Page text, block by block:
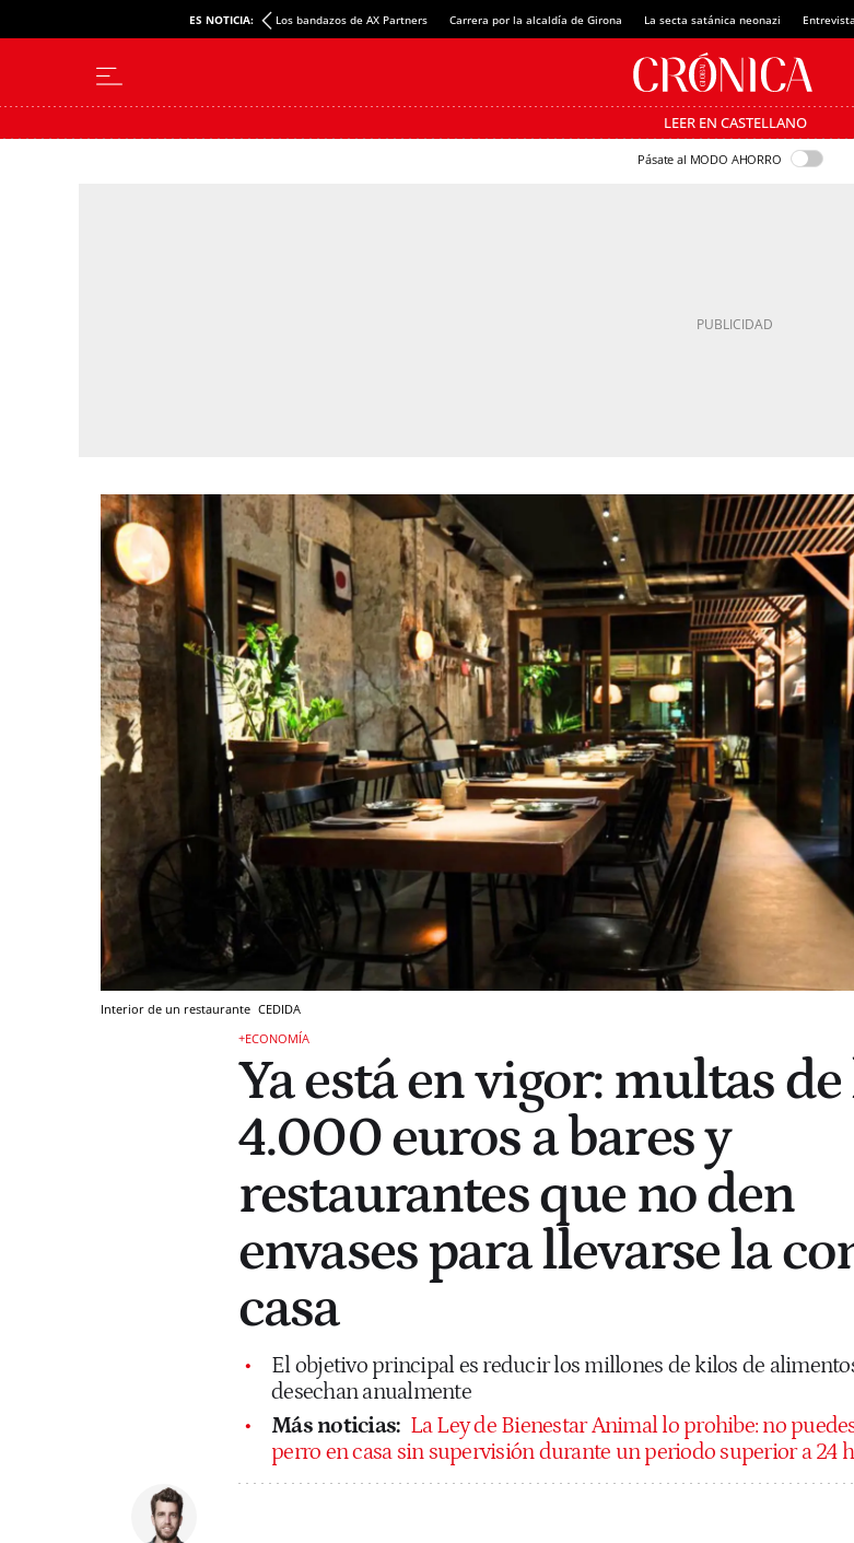
ES NOTICIA: Los bandazos de AX Partners Carrera por la alcaldía de Girona La secta satánica neonazi
LEER EN CASTELLANO
Pásate al MODO AHORRO
Interior de un restaurante CEDIDA
+ECONOMÍA
Ya está en vigor: multas
4.000 euros a bares y
restaurantes que no den
envases para llevarse la
casa
El objetivo principal es reducir los millones de kilos de
desechan anualmente
Más noticias: La Ley de Bienestar Animal lo prohibe: no
perro en casa sin supervisión durante un periodo superior a 24